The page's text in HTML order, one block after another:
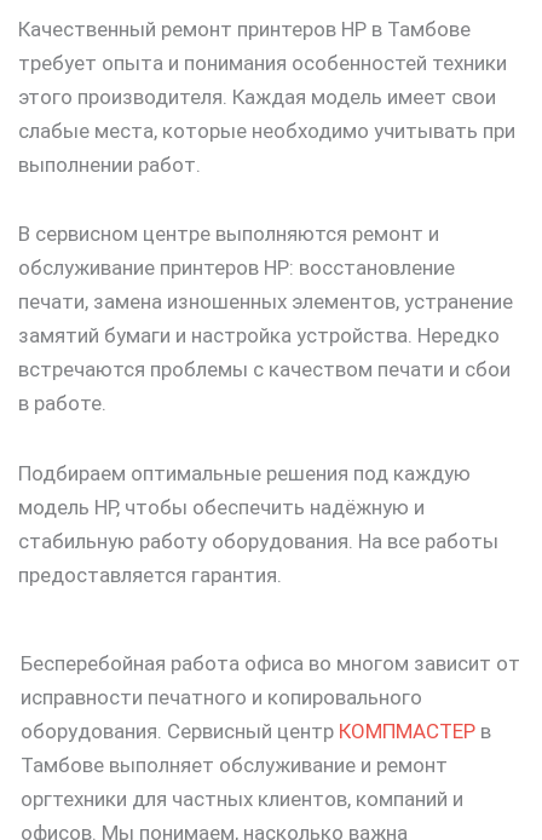
Качественный ремонт принтеров HP в Тамбове
требует опыта и понимания особенностей техники
этого производителя. Каждая модель имеет свои
слабые места, которые необходимо учитывать при
выполнении работ.
В сервисном центре выполняются ремонт и
обслуживание принтеров HP: восстановление
печати, замена изношенных элементов, устранение
замятий бумаги и настройка устройства. Нередко
встречаются проблемы с качеством печати и сбои
в работе.
Подбираем оптимальные решения под каждую
модель HP, чтобы обеспечить надёжную и
стабильную работу оборудования. На все работы
предоставляется гарантия.
Бесперебойная работа офиса во многом зависит от
исправности печатного и копировального
оборудования. Сервисный центр КОМПМАСТЕР в
Тамбове выполняет обслуживание и ремонт
оргтехники для частных клиентов, компаний и
офисов. Мы понимаем, насколько важна